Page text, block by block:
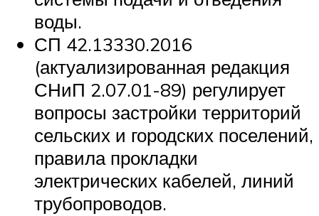
воды.
СП 42.13330.2016
(актуализированная редакция
СНиП 2.07.01-89) регулирует
вопросы застройки территорий
сельских и городских поселений,
правила прокладки
электрических кабелей, линий
трубопроводов.